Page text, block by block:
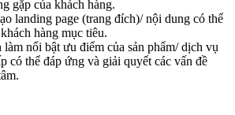
gặp của khách hàng.
landing page (trang đích)/ nội dung có thể
hàng mục tiêu.
nổi bật ưu điểm của sản phẩm/ dịch vụ
có thể đáp ứng và giải quyết các vấn đề